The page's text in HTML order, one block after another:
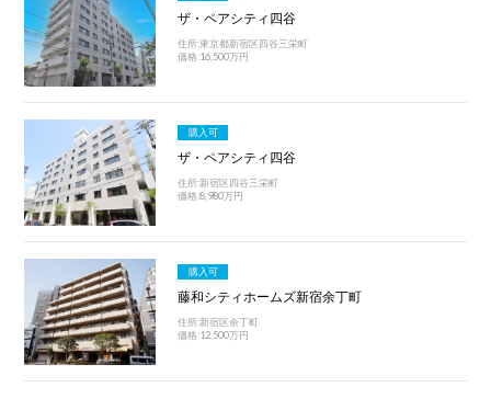
ザ・ペアシティ四谷
住所:東京都新宿区四谷三栄町
価格:16,500万円
購入可
ザ・ペアシティ四谷
住所:新宿区四谷三栄町
価格:8,980万円
購入可
藤和シティホームズ新宿余丁町
住所:新宿区余丁町
価格:12,500万円